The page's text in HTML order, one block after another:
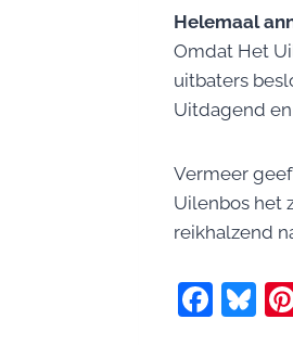
Helemaal
Omdat Het
uitbaters
Uitdagend en
Vermeer
Uilenbos het
reikhalzend
F
Bl